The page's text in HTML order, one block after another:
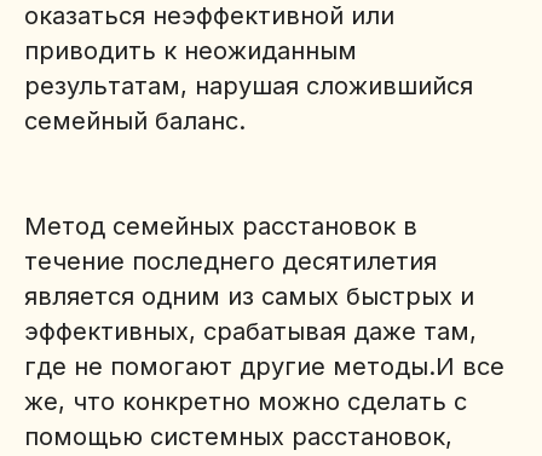
оказаться неэффективной или
приводить к неожиданным
результатам, нарушая сложившийся
семейный баланс.
Метод семейных расстановок в
течение последнего десятилетия
является одним из самых быстрых и
эффективных, срабатывая даже там,
где не помогают другие методы.И все
же, что конкретно можно сделать с
помощью системных расстановок,